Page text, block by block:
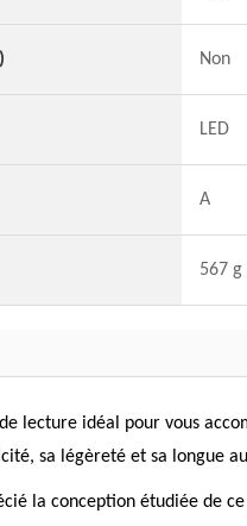
Non
LED
A
567 g
lecture idéal pour vous
sa légèreté et sa longue
la conception étudiée de